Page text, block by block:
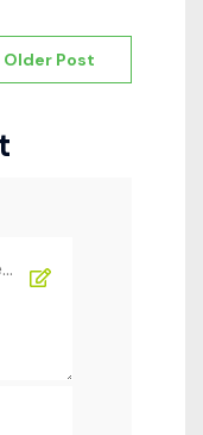
Older Post